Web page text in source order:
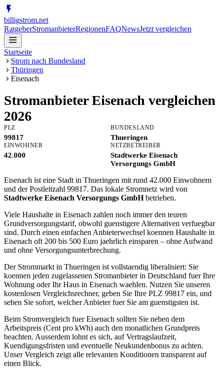
billigstrom.net
RatgeberStromanbieterRegionenFAQNewsJetzt vergleichen
Startseite
Strom nach Bundesland
Thüringen
Eisenach
StromanbieterEisenach vergleichen
2026
PLZ
99817
BUNDESLAND
Thueringen
EINWOHNER
42.000
NETZBETREIBER
Stadtwerke Eisenach
Versorgungs GmbH
Eisenach ist eine Stadt in Thueringen mit rund 42.000 Einwohnern
und der Postleitzahl 99817. Das lokale Stromnetz wird von
Stadtwerke Eisenach Versorgungs GmbHbetrieben.
Viele Haushalte in Eisenach zahlen noch immer den teuren
Grundversorgungstarif, obwohl guenstigere Alternativen verfuegbar
sind. Durch einen einfachen Anbieterwechsel koennen Haushalte in
Eisenach oft 200 bis 500 Euro jaehrlich einsparen – ohne Aufwand
und ohne Versorgungsunterbrechung.
Der Strommarkt in Thueringen ist vollstaendig liberalisiert: Sie
koennen jeden zugelassenen Stromanbieter in Deutschland fuer Ihre
Wohnung oder Ihr Haus in Eisenach waehlen. Nutzen Sie unseren
kostenlosen Vergleichsrechner, geben Sie Ihre PLZ 99817 ein, und
sehen Sie sofort, welcher Anbieter fuer Sie am guenstigsten ist.
Beim Stromvergleich fuer Eisenach sollten Sie neben dem
Arbeitspreis (Cent pro kWh) auch den monatlichen Grundpreis
beachten. Ausserdem lohnt es sich, auf Vertragslaufzeit,
Kuendigungsfristen und eventuelle Neukundenbonus zu achten.
Unser Vergleich zeigt alle relevanten Konditionen transparent auf
einen Blick.